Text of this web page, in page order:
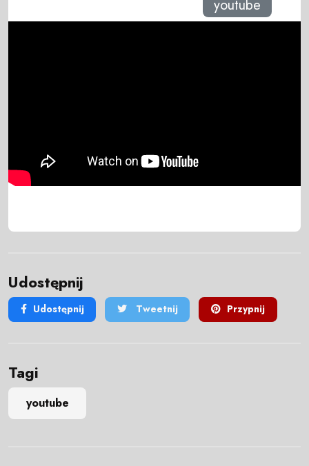
youtube
Udostępnij
Udostępnij Tweetnij Przypnij
Tagi
youtube